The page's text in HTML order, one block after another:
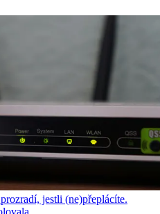
jestli (ne)přeplácíte.